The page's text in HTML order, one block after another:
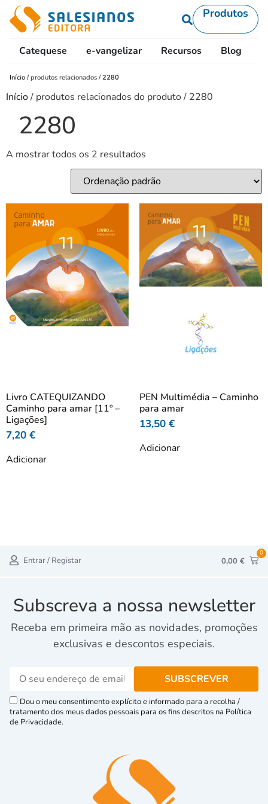
Produtos
Catequese e-vangelizar Recursos Blog
Início /produtos relacionados /2280
Início/ produtos relacionados do produto / 2280
2280
A mostrar todos os 2 resultados
Livro CATEQUIZANDO
Caminho para amar [11º –
Ligações]
7,20 €
Adicionar
PEN Multimédia – Caminho
para amar
13,50 €
Adicionar
Entrar / Registar 0,00 €
0
Subscreva a nossa newsletter
Receba em primeira mão as novidades, promoções
exclusivas e descontos especiais.
Dou o meu consentimento explícito e informado para a recolha /
tratamento dos meus dados pessoais para os fins descritos na Política
de Privacidade.